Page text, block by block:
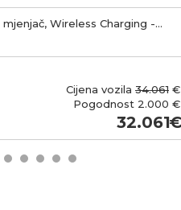
Wireless Charging -
Cijena vozila 34.061 €
Pogodnost 2.000 €
32.061